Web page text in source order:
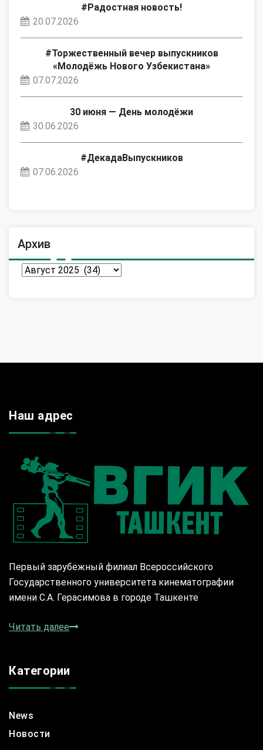
#Радостная новость!
20.07.2026
#Торжественный вечер выпускников
«Молодёжь Нового Узбекистана»
07.07.2026
30 июня — День молодёжи
30.06.2026
#ДекадаВыпускников
07.06.2026
Архив
Архив
Наш адрес
Первый зарубежный филиал Всероссийского
Государственного университета кинематографии
имени С.А. Герасимова в городе Ташкенте
Читать далее
Категории
News
Новости